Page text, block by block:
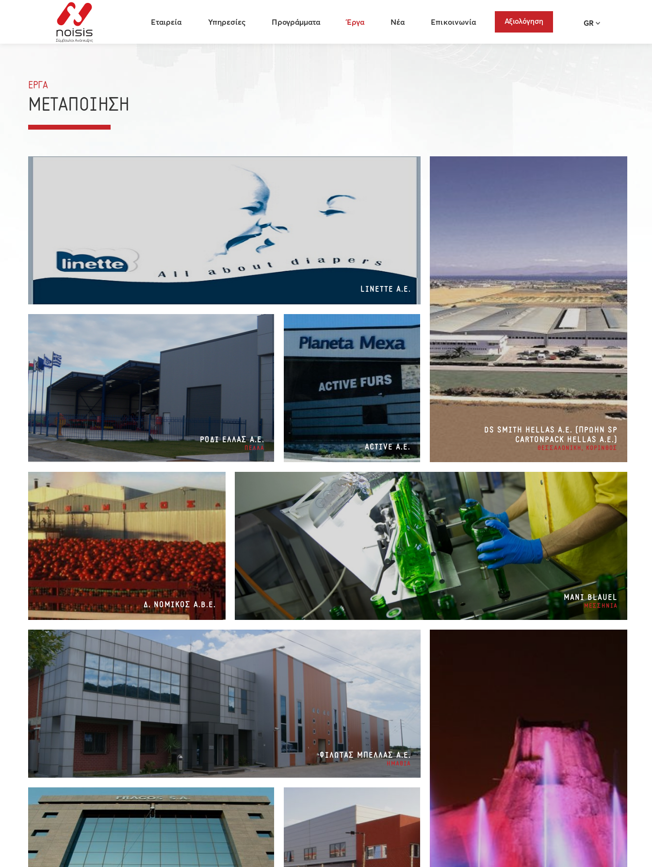
Εταιρεία Υπηρεσίες Προγράμματα Έργα Νέα Επικοινωνία Αξιολόγηση GR
ΕΡΓΑ
ΜΕΤΑΠΟΙΗΣΗ
LINETTE A.E.
DS SMITH HELLAS A.E. (ΠΡΩΗΝ SP
CARTONPACK HELLAS A.E.)
ΘΕΣΣΑΛΟΝΙΚΗ, ΚΟΡΙΝΘΟΣ
ΡΟΔΙ EΛΛΑΣ Α.Ε.
ΠΕΛΛΑ ACTIVE Α.Ε.
Δ. ΝΟΜΙΚΟΣ Α.Β.Ε.
ΜANI BLAUEL
ΜΕΣΣΗΝΙΑ
ΦΙΛΩΤΑΣ ΜΠΕΛΛΑΣ Α.Ε.
ΗΜΑΘΙΑ